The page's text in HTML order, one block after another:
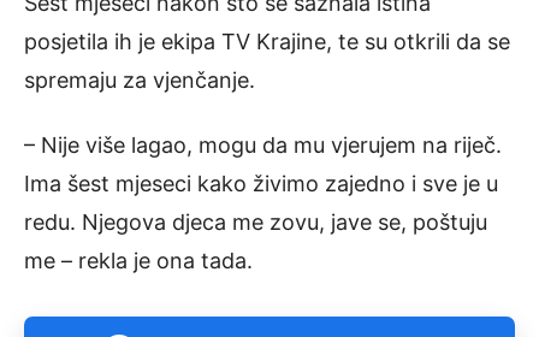
posjetila ih je ekipa TV Krajine, te su otkrili da se
spremaju za vjenčanje.
– Nije više lagao, mogu da mu vjerujem na riječ.
Ima šest mjeseci kako živimo zajedno i sve je u
redu. Njegova djeca me zovu, jave se, poštuju
me – rekla je ona tada.